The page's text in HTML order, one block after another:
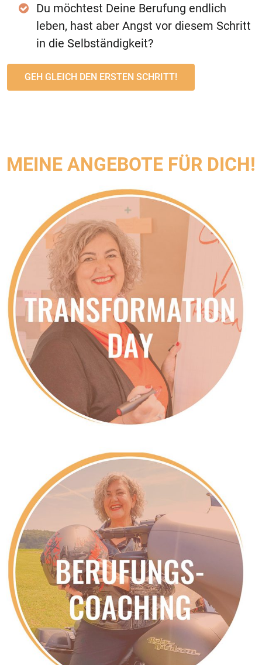
Du möchtest Deine Berufung endlich
leben, hast aber Angst vor diesem Schritt
in die Selbständigkeit?
GEH GLEICH DEN ERSTEN SCHRITT!
MEINE ANGEBOTE FÜR DICH!